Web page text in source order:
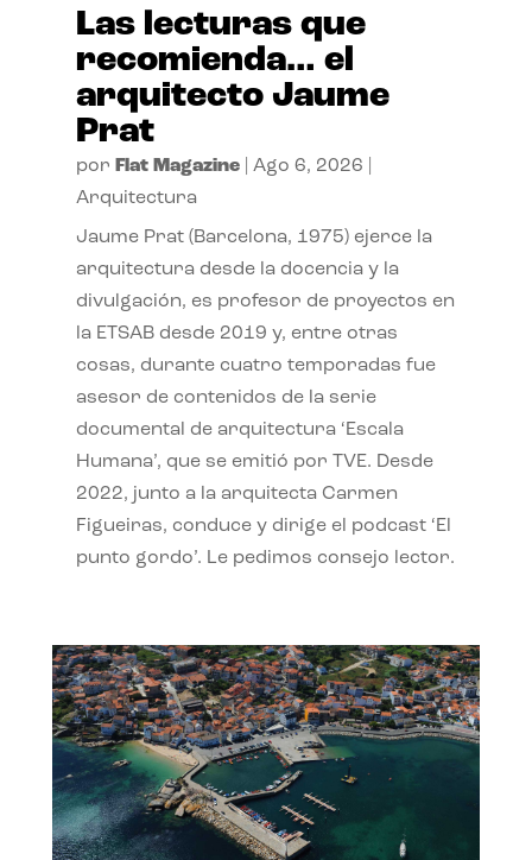
Las lecturas que
recomienda… el
arquitecto Jaume
Prat
por Flat Magazine| Ago 6, 2026
Arquitectura
Jaume Prat (Barcelona, 1975) ejerce la
arquitectura desde la docencia y la
divulgación, es profesor de proyectos en
la ETSAB desde 2019 y, entre otras
cosas, durante cuatro temporadas fue
asesor de contenidos de la serie
documental de arquitectura ‘Escala
Humana’, que se emitió por TVE. Desde
2022, junto a la arquitecta Carmen
Figueiras, conduce y dirige el podcast ‘El
punto gordo’. Le pedimos consejo lector.